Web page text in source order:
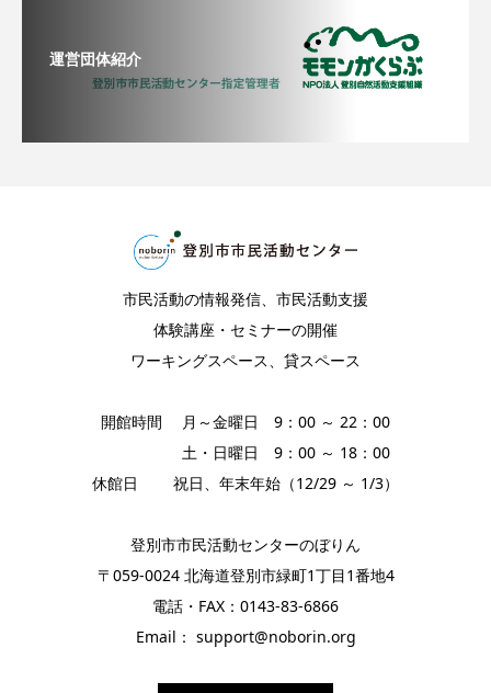
運営団体紹介
市民活動の情報発信、市民活動支援
体験講座・セミナーの開催
ワーキングスペース、貸スペース
開館時間 月～金曜日 9：00 ～ 22：00
土・日曜日 9：00 ～ 18：00
休館日 祝日、年末年始（12/29 ～ 1/3）
登別市市民活動センターのぼりん
〒059-0024 北海道登別市緑町1丁目1番地4
電話・FAX：0143-83-6866
Email： support@noborin.org